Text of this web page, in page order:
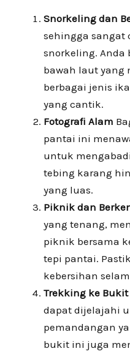
Snorkeling dan
sehingga sangat
snorkeling.
bawah laut yang
berbagai jenis
yang cantik.
Fotografi Alam
pantai ini
untuk
tebing karang
yang luas.
Piknik dan
yang tenang,
piknik bersama
tepi pantai.
kebersihan
Trekking ke
dapat dijelajahi
pemandangan
bukit ini juga